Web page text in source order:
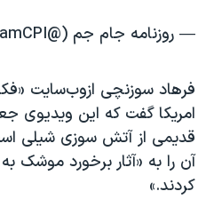
— روزنامه جام جم (@jamejamCPI)
فرهاد سوزنچی ازوب‌سایت
امریکا گفت که این ویدیوی
قدیمی از آتش سوزی شیلی
آن را به «آثار برخورد موشک
کردند.»